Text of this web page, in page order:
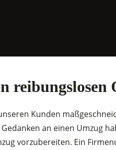
Kunden
an einen Umzug
vorzubereiten. Ein